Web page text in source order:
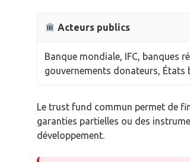
Acteurs publics
Banque mondiale, IFC, banques
gouvernements donateurs, États
Le trust fund commun permet de
garanties partielles ou des
développement.